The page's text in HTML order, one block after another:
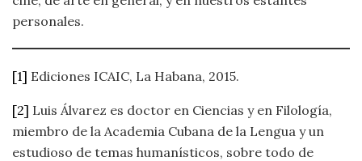
personales.
[1] Ediciones ICAIC, La Habana, 2015.
[2] Luis Álvarez es doctor en Ciencias y en Filología,
miembro de la Academia Cubana de la Lengua y un
estudioso de temas humanísticos, sobre todo de